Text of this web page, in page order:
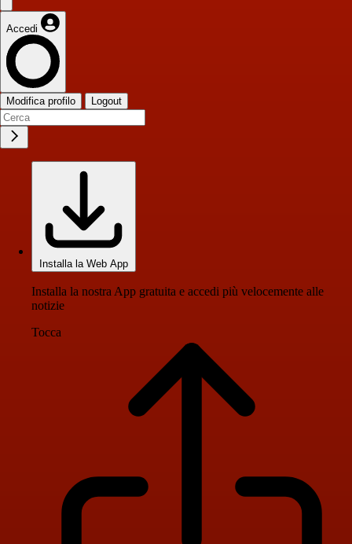
Accedi
Modifica profilo Logout
Installa la Web App
Installa la nostra App gratuita e accedi più velocemente alle
notizie
Tocca